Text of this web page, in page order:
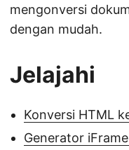
mengonversi
dengan mudah.
Jelajahi
Konversi HTML
Generator